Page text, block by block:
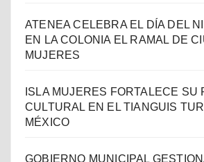
ATENEA CELEBRA EL DÍA DEL
EN LA COLONIA EL RAMAL DE
MUJERES
ISLA MUJERES FORTALECE SU
CULTURAL EN EL TIANGUIS
MÉXICO
GOBIERNO MUNICIPAL